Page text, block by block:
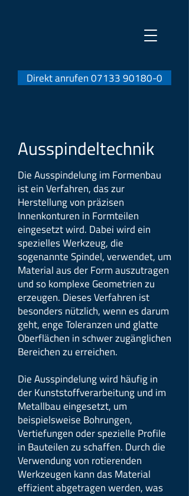
Direkt anrufen 07133 90180-0
Ausspindeltechnik
Die Ausspindelung im Formenbau
ist ein Verfahren, das zur
Herstellung von präzisen
Innenkonturen in Formteilen
eingesetzt wird. Dabei wird ein
spezielles Werkzeug, die
sogenannte Spindel, verwendet, um
Material aus der Form auszutragen
und so komplexe Geometrien zu
erzeugen. Dieses Verfahren ist
besonders nützlich, wenn es darum
geht, enge Toleranzen und glatte
Oberflächen in schwer zugänglichen
Bereichen zu erreichen.
Die Ausspindelung wird häufig in
der Kunststoffverarbeitung und im
Metallbau eingesetzt, um
beispielsweise Bohrungen,
Vertiefungen oder spezielle Profile
in Bauteilen zu schaffen. Durch die
Verwendung von rotierenden
Werkzeugen kann das Material
effizient abgetragen werden, was